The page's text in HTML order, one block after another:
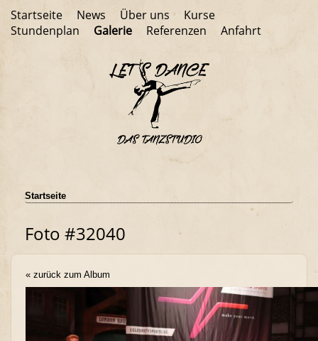
Startseite News Über uns
Kurse
Stundenplan
Galerie Referenzen Anfahrt
Startseite
Foto #32040
« zurück zum Album